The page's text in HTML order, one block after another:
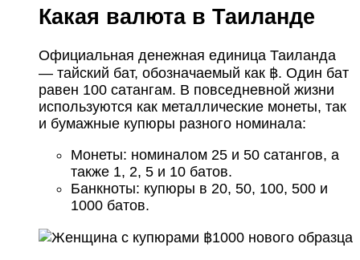
Какая валюта в Таиланде
Официальная денежная единица Таиланда
— тайский бат, обозначаемый как ฿. Один бат
равен 100 сатангам. В повседневной жизни
используются как металлические монеты, так
и бумажные купюры разного номинала:
Монеты: номиналом 25 и 50 сатангов, а
также 1, 2, 5 и 10 батов.
Банкноты: купюры в 20, 50, 100, 500 и
1000 батов.